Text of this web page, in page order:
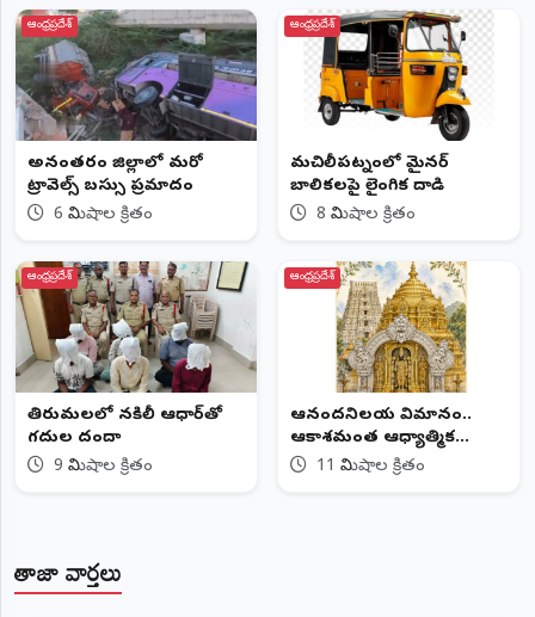
©
2026
NTODAY
NEWS
ప్రతి
క్షణం
పక్షం
ఆంధ్రప్రదేశ్
అనంతపురం జిల్లాలో మరో
ట్రావెల్స్‌ బస్సు ప్రమాదం
6 నిమిషాల క్రితం
ఆంధ్రప్రదేశ్
మచిలీపట్నంలో మైనర్
బాలికలపై లైంగిక దాడి
8 నిమిషాల క్రితం
ఆంధ్రప్రదేశ్
తిరుమలలో నకిలీ ఆధార్‌తో
గదుల దందా
9 నిమిషాల క్రితం
ఆంధ్రప్రదేశ్
ఆనందనిలయ విమానం..
ఆకాశమంత ఆధ్యాత్మిక
వైభవం11 నిమిషాల క్రితం
తాజా వార్తలు